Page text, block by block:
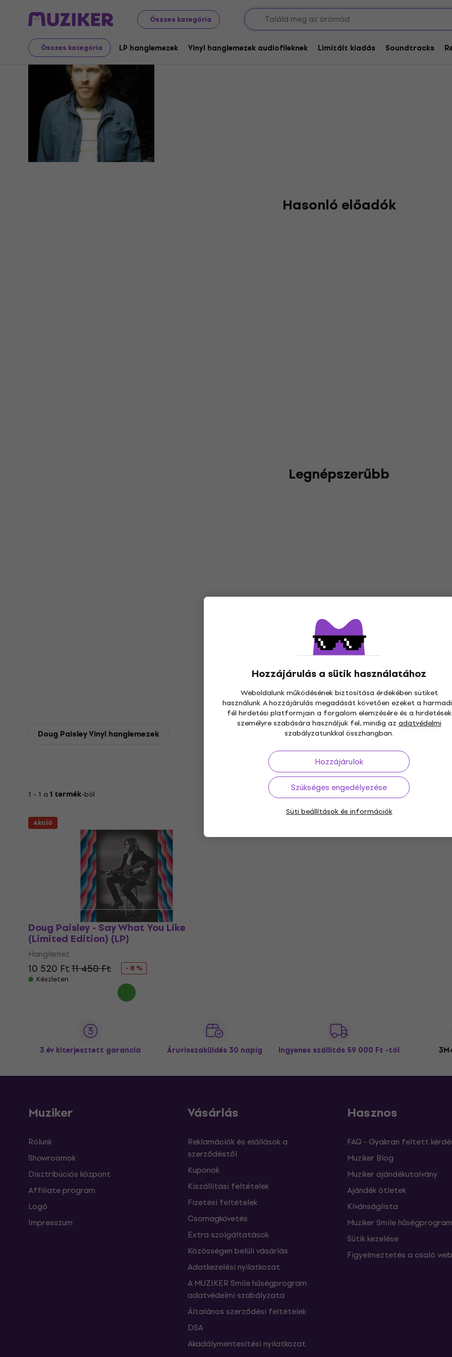
Összes kategória
Összes kategória LP hanglemezek Vinyl hanglemezek audiofileknek Limitált kiadás Soundtracks
Hozzájárulás a sütik használatához
Weboldalunk működésének biztosítása érdekében sütiket
használunk. A hozzájárulás megadását követően ezeket a
fél hirdetési platformjain a forgalom elemzésére és a hirdetések
személyre szabására használjuk fel, mindig azadatvédelmi
szabályzatunkkal összhangban.
Hozzájárulok
Szükséges engedélyezése
Süti beállítások és információk
Doug Paisley
Hasonló előadók
Legnépszerűbb
Doug Paisley Vinyl hanglemezek
1 - 1 a 1 termék-ból
Akció
Doug Paisley - Say What You Like
(Limited Edition) (LP)
Hanglemez
10 520 Ft11 450 Ft
- 8 %
Készleten
3 év kiterjesztett garancia Áruvisszaküldés 30 napig Ingyenes szállítás 59 000 Ft -tól
Muziker
Rólunk
Showroomok
Disztribúciós központ
Affiliate program
Logó
Impresszum
Vásárlás
Reklamációk és elállások a
szerződéstől
Kuponok
Kiszállítási feltételek
Fizetési feltételek
Csomagkövetés
Extra szolgáltatások
Közösségen belüli vásárlás
Adatkezelési nyilatkozat
A MUZIKER Smile hűségprogram
adatvédelmi szabályzata
Általános szerződési feltételek
DSA
Akadálymentesítési nyilatkozat
Hasznos
FAQ - Gyakran feltett
Muziker Blog
Muziker ajándékutalvány
Ajándék ötletek
Kívánságlista
Muziker Smile hűségprogram
Sütik kezelése
Figyelmeztetés a csaló